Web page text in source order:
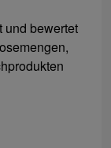
und bewertet